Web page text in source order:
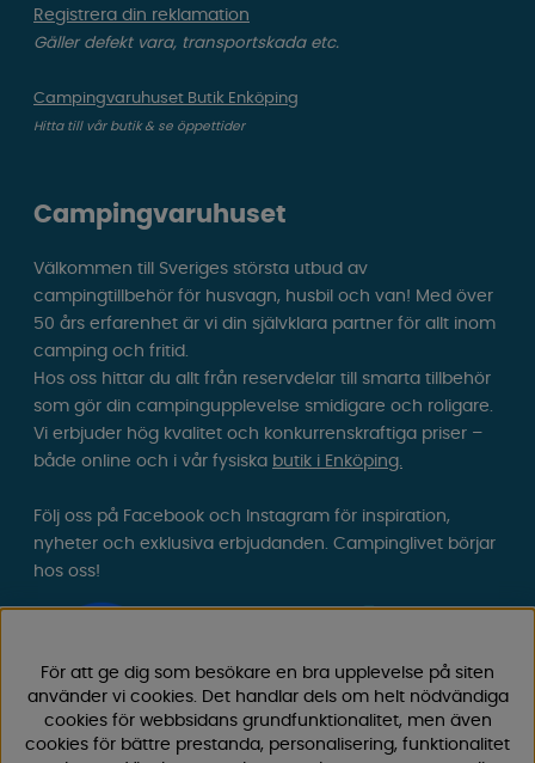
Registrera din reklamation
Gäller defekt vara, transportskada etc.
Campingvaruhuset Butik Enköping
Hitta till vår butik & se öppettider
Campingvaruhuset
Välkommen till Sveriges största utbud av
campingtillbehör för husvagn, husbil och van! Med över
50 års erfarenhet är vi din självklara partner för allt inom
camping och fritid.
Hos oss hittar du allt från reservdelar till smarta tillbehör
som gör din campingupplevelse smidigare och roligare.
Vi erbjuder hög kvalitet och konkurrenskraftiga priser –
både online och i vår fysiska butik i Enköping.
Följ oss på Facebook och Instagram för inspiration,
nyheter och exklusiva erbjudanden. Campinglivet börjar
hos oss!
För att ge dig som besökare en bra upplevelse på siten
använder vi cookies. Det handlar dels om helt nödvändiga
cookies för webbsidans grundfunktionalitet, men även
cookies för bättre prestanda, personalisering, funktionalitet